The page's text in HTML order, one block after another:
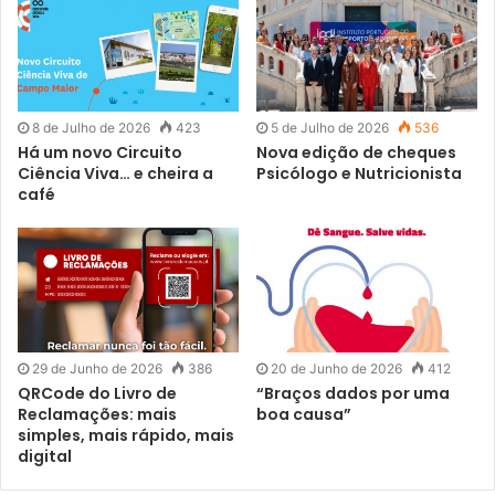
A Comissão Executiva para a Homenagem Nacional aos
Combatentes 2025 convida todos os Portugueses a
participarem, no Dia de Portugal, nas comemorações em
memória dos seus Combatentes.
8 de Julho de 2026 423
Há um novo Circuito
Ciência Viva… e cheira a
café
5 de Julho de 2026 536
Nova edição de cheques
Psicólogo e Nutricionista
29 de Junho de 2026 386
QRCode do Livro de
Reclamações: mais
simples, mais rápido, mais
digital
20 de Junho de 2026 412
“Braços dados por uma
boa causa”